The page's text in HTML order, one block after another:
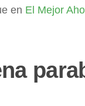
en El Mejor